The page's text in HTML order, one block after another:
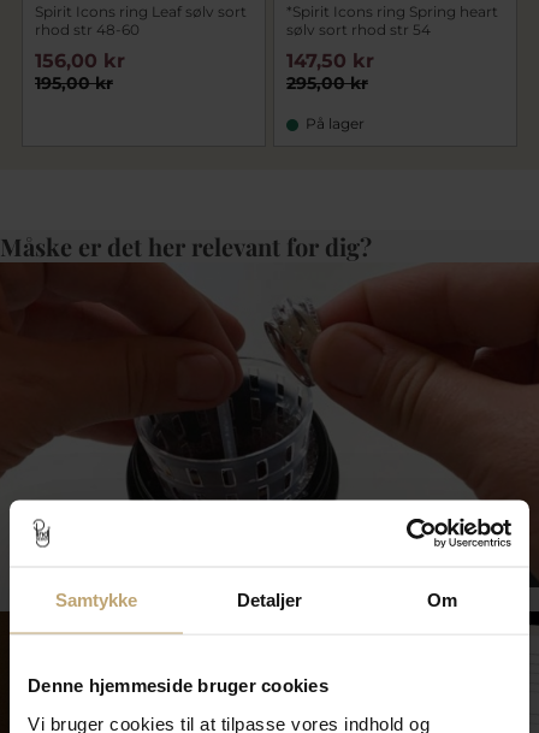
Samtykke Detaljer Om
Denne hjemmeside bruger cookies
Vi bruger cookies til at tilpasse vores indhold og
Spirit Icons ring Leaf sølv sort
rhod str 48-60
195,00 kr
156,00 kr
*Spirit Icons ring Spring heart
sølv sort rhod str 54
295,00 kr
147,50 kr
På lager
Måske er det her relevant for dig?